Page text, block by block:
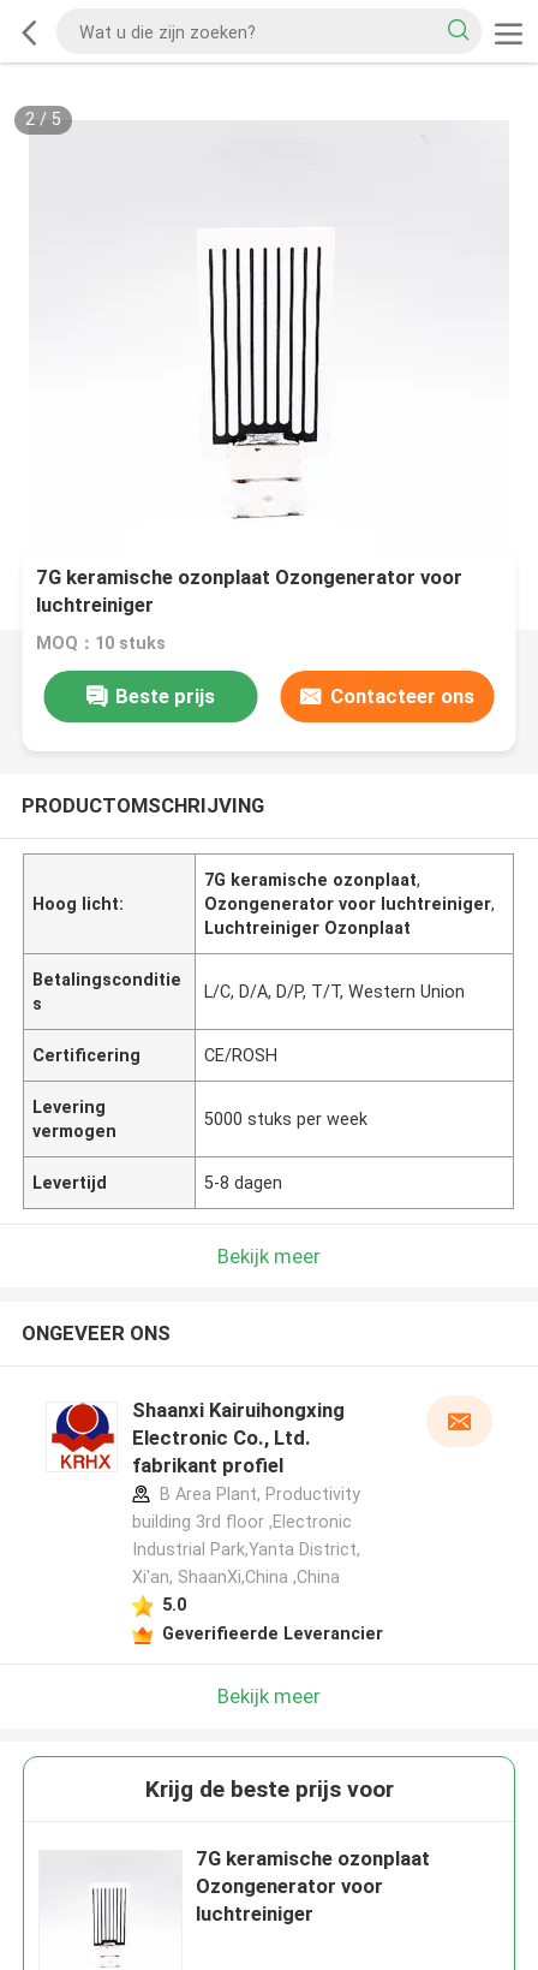
2/ 5
7G keramische ozonplaat Ozongenerator voor
luchtreiniger
MOQ：10 stuks
Beste prijs Contacteer ons
PRODUCTOMSCHRIJVING
Hoog licht:
7G keramische ozonplaat,
Ozongenerator voor luchtreiniger,
Luchtreiniger Ozonplaat
Betalingsconditie
s
L/C, D/A, D/P, T/T, Western Union
Certificering CE/ROSH
Levering
vermogen
5000 stuks per week
Levertijd 5-8 dagen
Bekijk meer
ONGEVEER ONS
Shaanxi Kairuihongxing
Electronic Co., Ltd.
fabrikant profiel
B Area Plant, Productivity
building 3rd floor ,Electronic
Industrial Park,Yanta District,
Xi'an, ShaanXi,China ,China
5.0
Geverifieerde Leverancier
Bekijk meer
Krijg de beste prijs voor
7G keramische ozonplaat
Ozongenerator voor
luchtreiniger